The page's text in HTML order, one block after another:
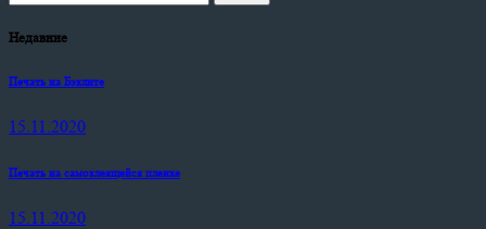
Недавние
Печать на Бэклите
15.11.2020
Печать на самоклеящейся пленке
15.11.2020